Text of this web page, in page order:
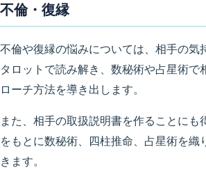
不倫・復縁
不倫や復縁の悩みについては、相手の気
タロットで読み解き、数秘術や占星術で
ローチ方法を導き出します。
また、相手の取扱説明書を作ることにも
をもとに数秘術、四柱推命、占星術を織
きます。